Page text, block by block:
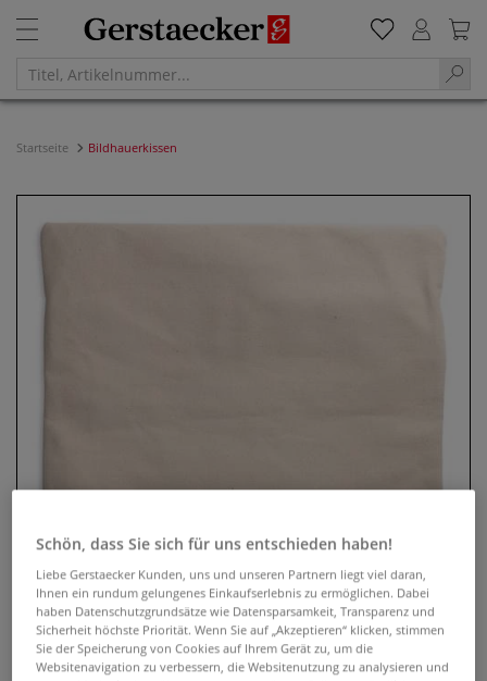
Startseite Bildhauerkissen
Schön, dass Sie sich für uns entschieden haben!
Liebe Gerstaecker Kunden, uns und unseren Partnern liegt viel daran,
Ihnen ein rundum gelungenes Einkaufserlebnis zu ermöglichen. Dabei
haben Datenschutzgrundsätze wie Datensparsamkeit, Transparenz und
Sicherheit höchste Priorität. Wenn Sie auf „Akzeptieren“ klicken, stimmen
Sie der Speicherung von Cookies auf Ihrem Gerät zu, um die
Websitenavigation zu verbessern, die Websitenutzung zu analysieren und